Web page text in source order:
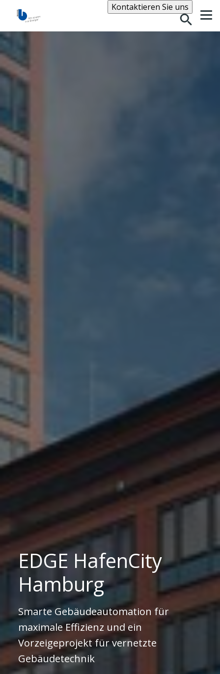
Kontaktieren Sie unsSuche
EDGE HafenCity
Hamburg
Smarte Gebäudeautomation für
maximale Effizienz und ein
Vorzeigeprojekt für vernetzte
Gebäudetechnik